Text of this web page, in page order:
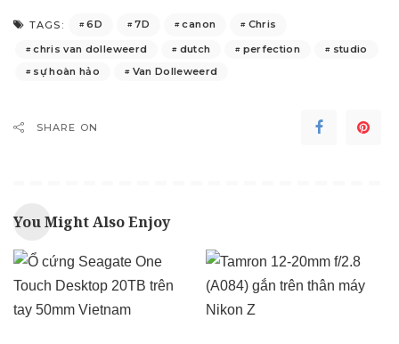
TAGS: 6D 7D canon
Chris
chris van dolleweerd
dutch perfection
studio
sự hoàn hảo
Van Dolleweerd
SHARE ON
You Might Also Enjoy